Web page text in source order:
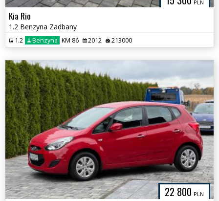
PLN
Kia Rio
1.2 Benzyna Zadbany
1.2 Benzyna KM 86 2012 213000
22 800 PLN